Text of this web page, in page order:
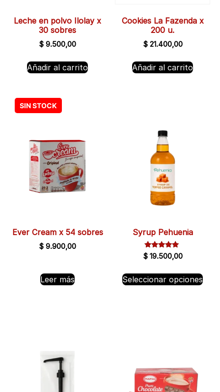
Leche en polvo Ilolay x
30 sobres
$ 9.500,00
Añadir al carrito
Cookies La Fazenda x
200 u.
$21.400,00
Añadir al carrito
Ever Cream x 54 sobres
$ 9.900,00
Leer más
Syrup Pehuenia
Valorado
con
de 5
$19.500,00
Seleccionar opciones